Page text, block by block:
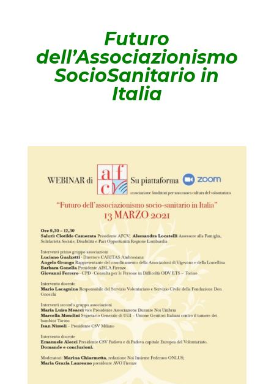
Futuro
dell’Associazionismo
SocioSanitario in
Italia